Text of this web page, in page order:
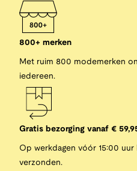
800+ merken
Met ruim 800 modemerken
iedereen.
Gratis bezorging vanaf €
Op werkdagen vóór 15:00
verzonden.